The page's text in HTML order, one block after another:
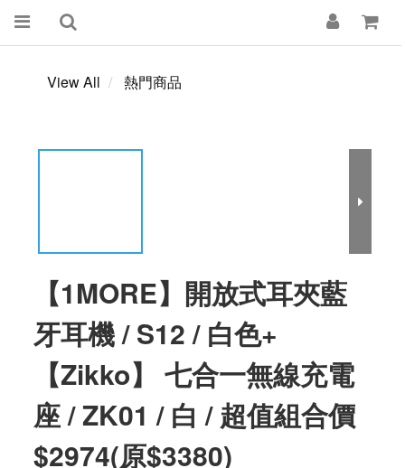
View All 熱門商品
【1MORE】開放式耳夾藍
牙耳機 / S12 / 白色+
【Zikko】 七合一無線充電
座 / ZK01 / 白 / 超值組合價
$2974(原$3380)